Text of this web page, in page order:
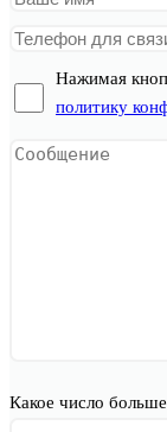
Нажимая
политику
Какое число